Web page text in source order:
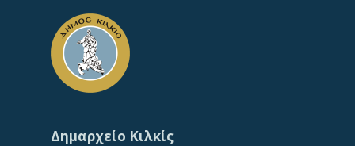
Δημαρχείο Κιλκίς